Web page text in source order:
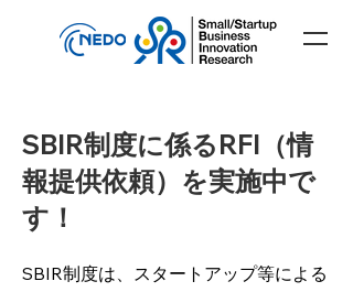
SBIR制度に係るRFI（情
報提供依頼）を実施中で
す！
SBIR制度は、スタートアップ等による